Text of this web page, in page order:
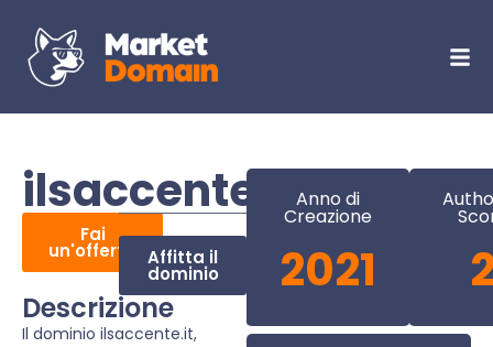
ilsaccente.it
Fai
un'offerta Affitta il
dominio
Descrizione
Il dominio ilsaccente.it,
Anno di
Creazione
2021